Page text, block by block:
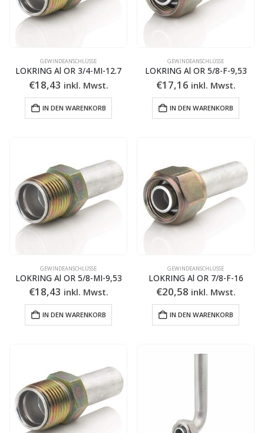
GEWINDEANSCHLÜSSE
LOKRING Al OR 3/4-MI-12.7
€18,43 inkl. Mwst.
IN DEN WARENKORB
GEWINDEANSCHLÜSSE
LOKRING Al OR 5/8-F-9,53
€17,16 inkl. Mwst.
IN DEN WARENKORB
GEWINDEANSCHLÜSSE
LOKRING Al OR 5/8-MI-9,53
€18,43 inkl. Mwst.
IN DEN WARENKORB
GEWINDEANSCHLÜSSE
LOKRING Al OR 7/8-F-16
€20,58 inkl. Mwst.
IN DEN WARENKORB